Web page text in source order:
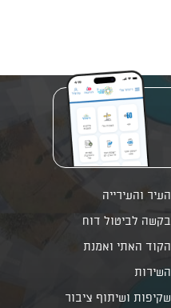
העיר והעירייה
בקשה לביטול דוח
הקוד האתי ואמנת
השירות
שקיפות ושיתוף ציבור